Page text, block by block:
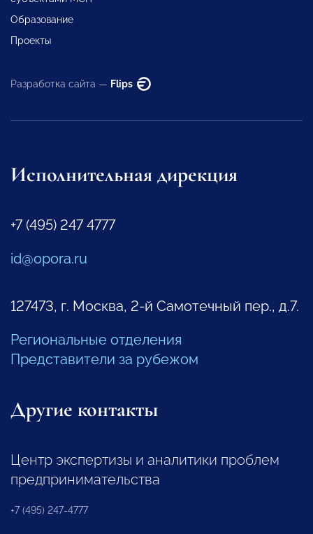
Образование
Проекты
Разработка сайта — Flips
Исполнительная дирекция
+7 (495) 247 4777
id@opora.ru
127473, г. Москва, 2-й Самотечный пер., д.7.
Региональные отделения
Представители за рубежом
Другие контакты
Центр экспертизы и аналитики проблем
предпринимательства
+7 (495) 247-4777